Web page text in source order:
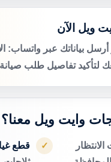
ويل الآن
أرسل بياناتك عبر واتساب:
لتأكيد تفاصيل طلب
وايت ويل معنا؟
✓ قطع